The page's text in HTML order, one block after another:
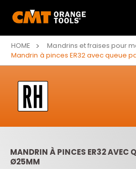
HOME
Mandrins et fraises pour
Mandrin à pinces ER32 avec queue
MANDRIN À PINCES ER32 AVEC
Ø25MM